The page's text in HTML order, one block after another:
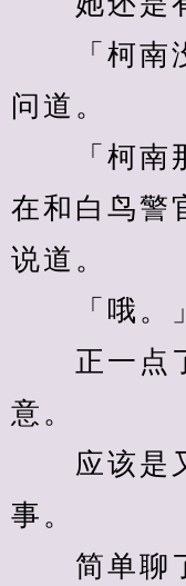
「柯南没
问道。
「柯南那
在和白鸟警
说道。
「哦。
正一点了
意。
应该是又
事。
简单聊了